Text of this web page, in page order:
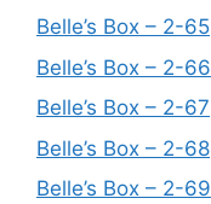
Belle’s Box – 2-65
Belle’s Box – 2-66
Belle’s Box – 2-67
Belle’s Box – 2-68
Belle’s Box – 2-69